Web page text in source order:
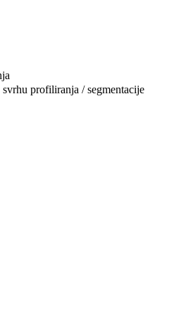
svrhu profiliranja / segmentacije